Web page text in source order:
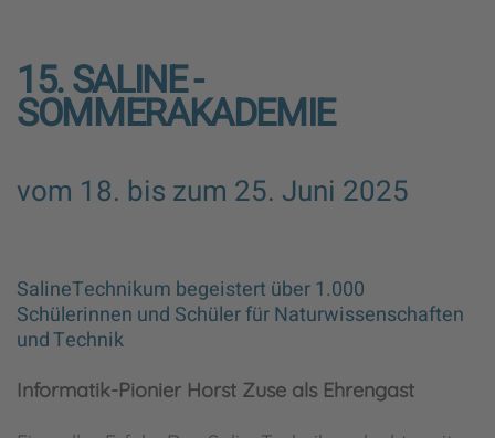
15. SALINE -
SOMMERAKADEMIE
vom 18. bis zum 25. Juni 2025
SalineTechnikum begeistert über 1.000
Schülerinnen und Schüler für Naturwissenschaften
und Technik
Informatik-Pionier Horst Zuse als Ehrengast